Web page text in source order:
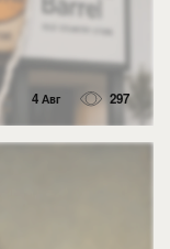
4 Авг 297